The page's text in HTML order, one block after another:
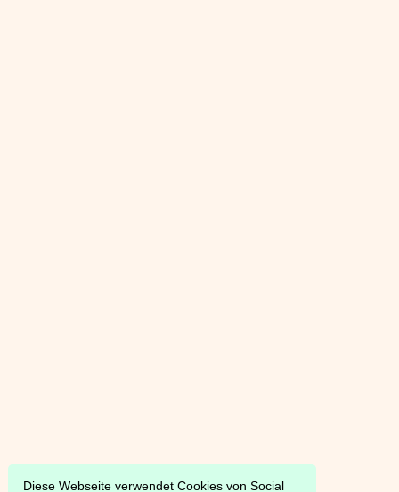
Diese Webseite verwendet Cookies von Social